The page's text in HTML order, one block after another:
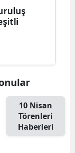
10 Nisan
Törenleri
Haberleri